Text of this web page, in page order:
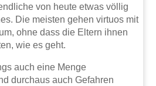
von heute etwas völlig
Die meisten gehen virtuos mit
ohne dass die Eltern ihnen
wie es geht.
auch eine Menge
durchaus auch Gefahren